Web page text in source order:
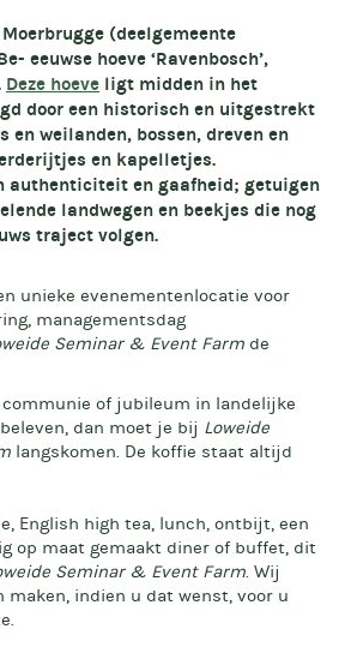
(deelgemeente
eeuwse hoeve ‘Ravenbosch’,
Deze hoeve ligt midden in het
door een historisch en uitgestrekt
en weilanden, bossen, dreven en
en kapelletjes.
authenticiteit en gaafheid; getuigen
landwegen en beekjes die nog
traject volgen.
unieke evenementenlocatie voor
managementsdag
Seminar & Event Farm de
communie of jubileum in landelijke
dan moet je bij Loweide
langskomen. De koffie staat altijd
English high tea, lunch, ontbijt, een
op maat gemaakt diner of buffet, dit
Seminar & Event Farm. Wij
maken, indien u dat wenst, voor u